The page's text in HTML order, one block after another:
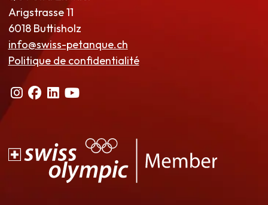
Arigstrasse 11
6018 Buttisholz
info@swiss-petanque.ch
Politique de confidentialité